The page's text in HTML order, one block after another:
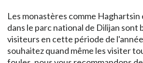
Les monastères comme Haghartsin
dans le parc national de Dilijan sont
visiteurs en cette période de
souhaitez quand même les visiter